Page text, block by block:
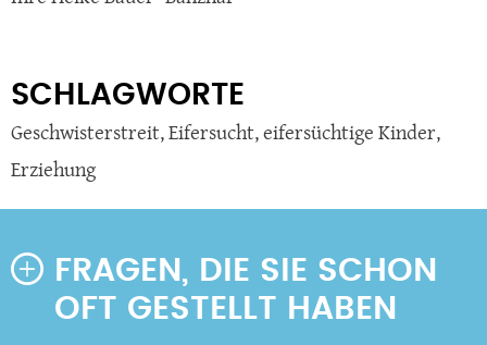
SCHLAGWORTE
Geschwisterstreit,Eifersucht,eifersüchtige Kinder,
Erziehung
FRAGEN, DIE SIE SCHON
OFT GESTELLT HABEN